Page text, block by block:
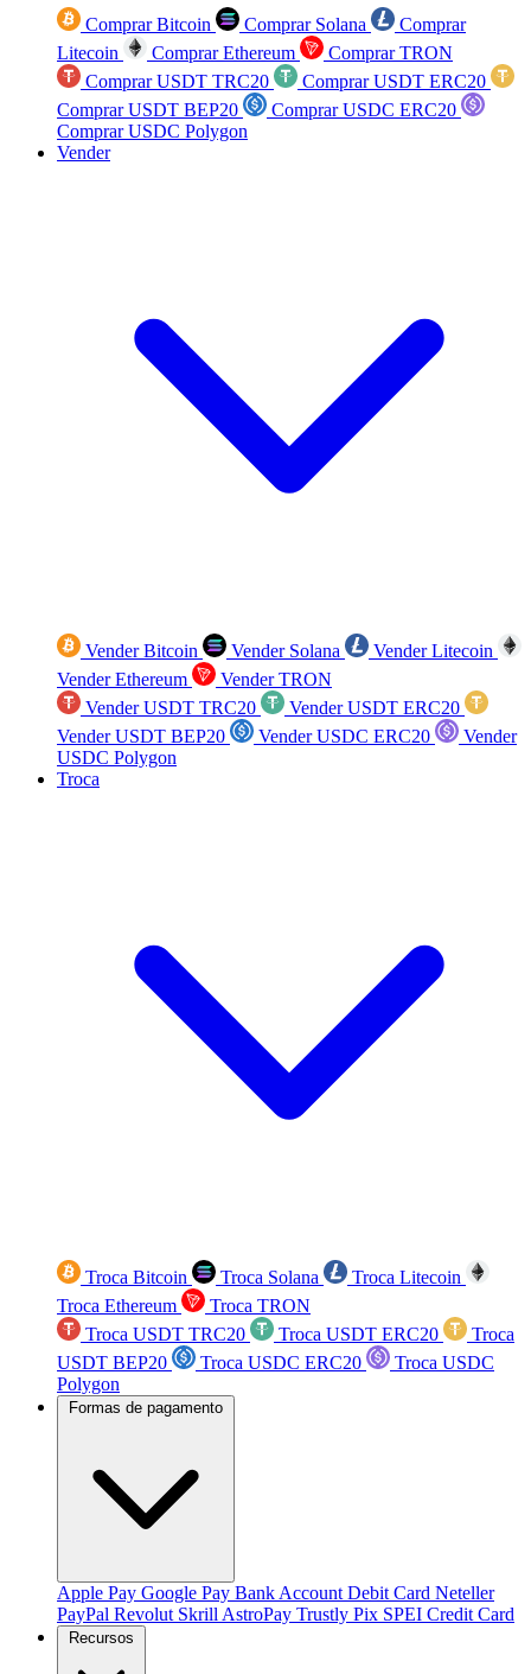
Comprar Bitcoin Comprar Solana
Comprar
Litecoin
Comprar Ethereum
Comprar TRON
Comprar USDT TRC20
Comprar USDT ERC20
Comprar USDT BEP20
Comprar USDC ERC20
Comprar USDC Polygon
Vender
Vender Bitcoin Vender Solana
Vender Litecoin
Vender Ethereum
Vender TRON
Vender USDT TRC20
Vender USDT ERC20
Vender USDT BEP20
Vender USDC ERC20
Vender
USDC Polygon
Troca
Troca Bitcoin Troca Solana
Troca Litecoin
Troca Ethereum
Troca TRON
Troca USDT TRC20
Troca USDT ERC20
Troca
USDT BEP20
Troca USDC ERC20
Troca USDC
Polygon
Formas de pagamento
Apple Pay Google Pay Bank Account Debit Card Neteller
PayPal Revolut Skrill AstroPay Trustly Pix SPEI Credit Card
Recursos